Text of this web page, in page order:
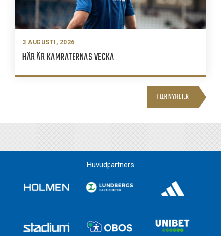
3 AUGUSTI, 2026
HÄR ÄR KAMRATERNAS VECKA
FLER NYHETER
Huvudpartners